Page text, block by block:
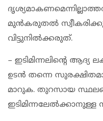
മുൻകരുതൽ
വിട്ടുനിൽക്കരുത്.
– ഇടിമിന്നലിന്റെ
ഉടൻ തന്നെ
മാറുക. തുറസായ
ഇടിമിന്നലേൽക്കാനുള്ള